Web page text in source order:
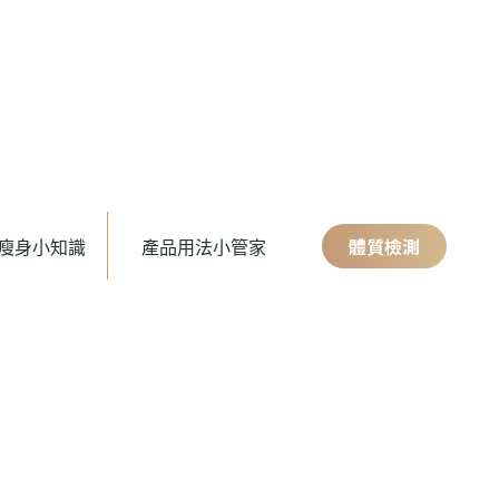
身小知識 產品用法小管家 體質檢測